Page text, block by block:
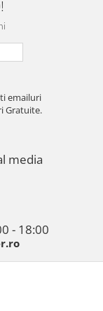
emailuri
Gratuite.
media
- 18:00